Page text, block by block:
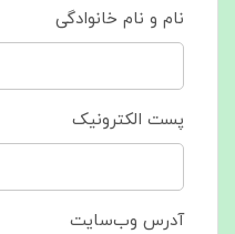
نام و نام خانوادگی
پست الکترونیک
آدرس وب‌سایت